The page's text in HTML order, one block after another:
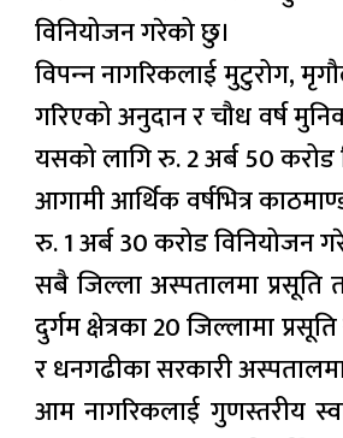
विनियोजन गरेको छु।
विपन्‍न नागरिकलाई मुटुरोग,
गरिएको अनुदान र चौध वर्ष
यसको लागि रु. 2 अर्ब 50 करोड
आगामी आर्थिक वर्षभित्र
रु. 1 अर्ब 30 करोड विनियोजन
सबै जिल्ला अस्पतालमा प्रसूति
दुर्गम क्षेत्रका 20 जिल्लामा
र धनगढीका सरकारी
आम नागरिकलाई गुणस्तरीय